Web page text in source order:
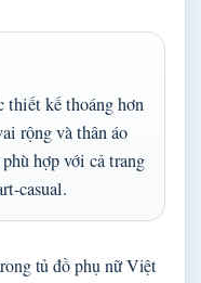
thiết kế thoáng hơn
rộng và thân áo
hợp với cả trang
casual.
tủ đồ phụ nữ Việt